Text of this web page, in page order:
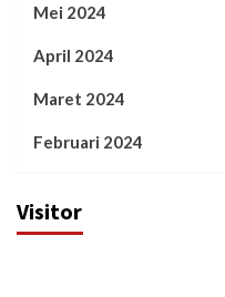
Mei 2024
April 2024
Maret 2024
Februari 2024
Visitor